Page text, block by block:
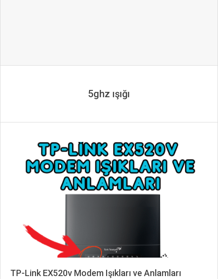
5ghz ışığı
TP-Link EX520v Modem Işıkları ve Anlamları